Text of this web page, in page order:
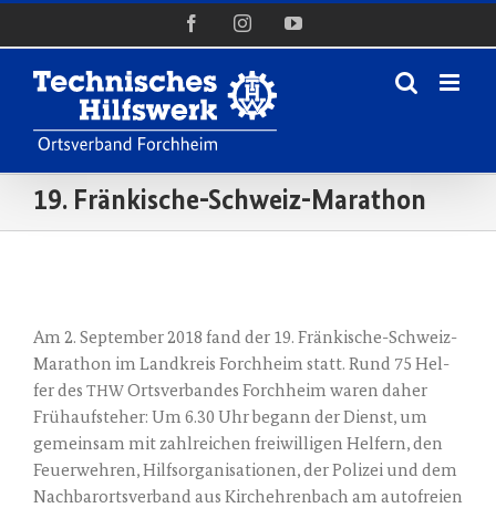
FacebookInstagramYouTube
19. Fränkische-Schweiz-Marathon
grösseres
Bild
Am 2. Sep­tem­ber 2018 fand der 19. Frän­ki­sche-Schweiz-
Mara­thon im Land­kreis Forch­heim statt. Rund 75 Hel­
fer des THW Orts­ver­ban­des Forch­heim waren daher
Früh­auf­ste­her: Um 6.30 Uhr begann der Dienst, um
gemein­sam mit zahl­rei­chen frei­wil­li­gen Hel­fern, den
Feu­er­weh­ren, Hilfs­or­ga­ni­sa­tio­nen, der Poli­zei und dem
Nach­bar­orts­ver­band aus Kirch­eh­ren­bach am auto­frei­en